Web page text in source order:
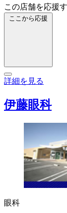
この店舗を応援す
ここから応援
詳細を見る
伊藤眼科
眼科